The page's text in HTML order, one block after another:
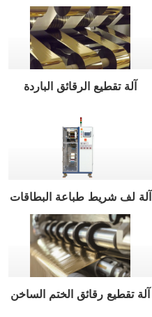
آلة تقطيع الرقائق الباردة
آلة لف شريط طباعة البطاقات
آلة تقطيع رقائق الختم الساخن